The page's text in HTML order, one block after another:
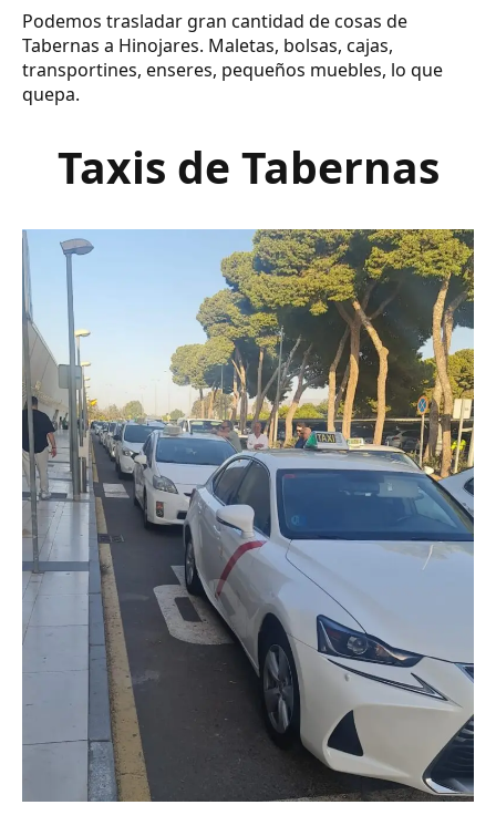
Podemos trasladar gran cantidad de cosas de
Tabernas a Hinojares. Maletas, bolsas, cajas,
transportines, enseres, pequeños muebles, lo que
quepa.
Taxis de Tabernas